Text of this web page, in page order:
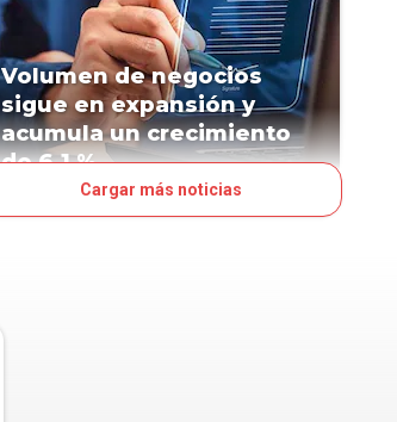
Volumen de negocios
sigue en expansión y
acumula un crecimiento
de 6,1 %
Cargar más noticias